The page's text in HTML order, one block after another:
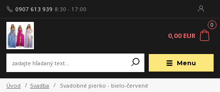
Menu
0907 613 939 8:30 - 17:00
0
0,00 EUR
Úvod Svadba Svadobné pierko - bielo-červené